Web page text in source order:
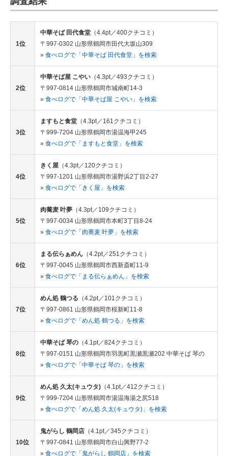
1位
中華そば 田代食堂 （4.4pt／400クチコミ）
〒997-0302 山形県鶴岡市田代大坂山309
» 食べログで「中華そば 田代食堂」を検索
2位
中華そば屋 こやい （4.3pt／493クチコミ）
〒997-0814 山形県鶴岡市城南町14-3
» 食べログで「中華そば屋 こやい」を検索
3位
ますもと食堂 （4.3pt／161クチコミ）
〒999-7204 山形県鶴岡市湯温海甲245
» 食べログで「ますもと食堂」を検索
4位
きく屋 （4.3pt／120クチコミ）
〒997-1201 山形県鶴岡市湯野浜2丁目2-27
» 食べログで「きく屋」を検索
5位
肉蕎麦 叶夢 （4.3pt／109クチコミ）
〒997-0034 山形県鶴岡市本町3丁目8-24
» 食べログで「肉蕎麦 叶夢」を検索
6位
まる伝らぁめん （4.2pt／251クチコミ）
〒997-0045 山形県鶴岡市西新斎町11-9
» 食べログで「まる伝らぁめん」を検索
7位
めん処 鶴つる （4.2pt／101クチコミ）
〒997-0861 山形県鶴岡市桜新町11-8
» 食べログで「めん処 鶴つる」を検索
8位
中華そば 琴の （4.1pt／824クチコミ）
〒997-0151 山形県鶴岡市羽黒町黒瀬黒瀬202 中華そば 琴の
» 食べログで「中華そば 琴の」を検索
9位
めん処 久太(キュウタ) （4.1pt／412クチコミ）
〒999-7204 山形県鶴岡市湯温海湯之尻518
» 食べログで「めん処 久太(キュウタ)」を検索
10位
鬼がらし 鶴岡店 （4.1pt／345クチコミ）
〒997-0841 山形県鶴岡市白山興野77-2
» 食べログで「鬼がらし 鶴岡店」を検索